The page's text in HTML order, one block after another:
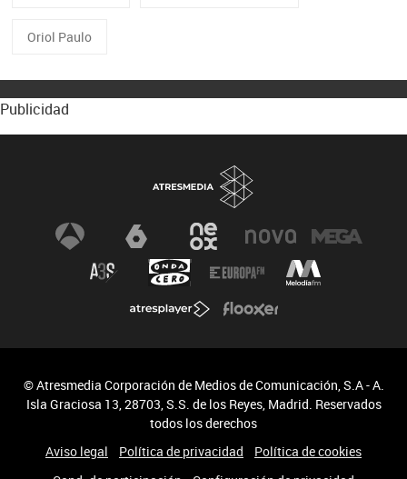
Oriol Paulo
Publicidad
© Atresmedia Corporación de Medios de Comunicación, S.A - A.
Isla Graciosa 13, 28703, S.S. de los Reyes, Madrid. Reservados
todos los derechos
Aviso legal
Política de privacidad
Política de cookies